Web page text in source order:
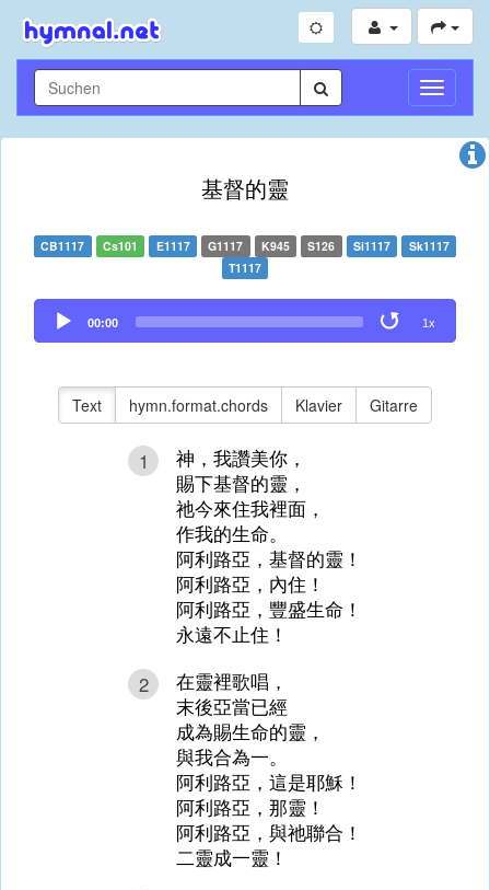
基督的靈
CB1117 Cs101 E1117 G1117 K945 S126 Si1117
Sk1117
T1117
Audio
Player
00:00 1x
Text hymn.format.chords Klavier Gitarre
1
神，我讚美你，
賜下基督的靈，
祂今來住我裡面，
作我的生命。
阿利路亞，基督的靈！
阿利路亞，內住！
阿利路亞，豐盛生命！
永遠不止住！
2
在靈裡歌唱，
末後亞當已經
成為賜生命的靈，
與我合為一。
阿利路亞，這是耶穌！
阿利路亞，那靈！
阿利路亞，與祂聯合！
二靈成一靈！